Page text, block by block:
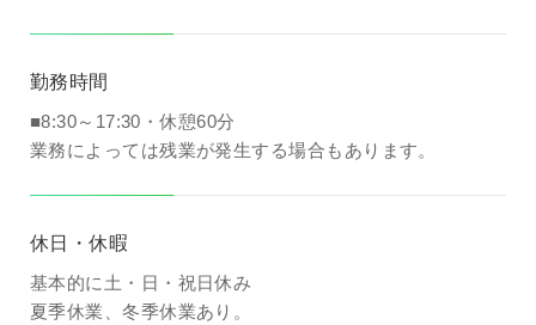
勤務時間
■8:30～17:30・休憩60分
業務によっては残業が発生する場合もあります。
休日・休暇
基本的に土・日・祝日休み
夏季休業、冬季休業あり。